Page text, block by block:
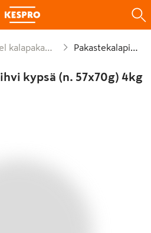
kalapakasteet Pakastekalapihvi
kypsä (n. 57x70g) 4kg